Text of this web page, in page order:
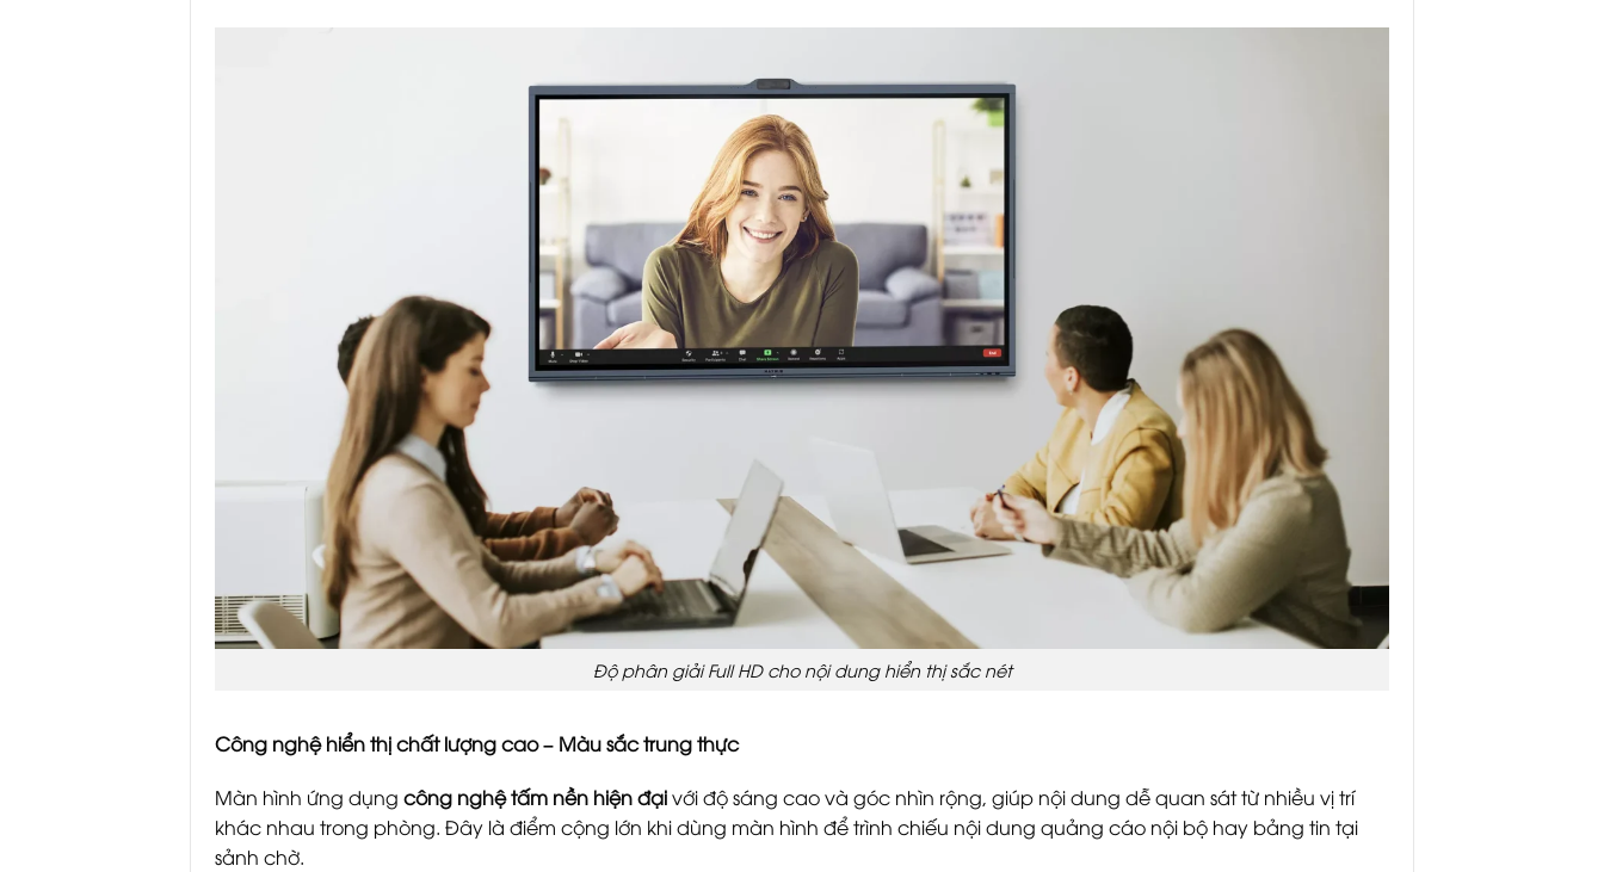
Độ phân giải Full HD cho nội dung hiển thị sắc nét
Công nghệ hiển thị chất lượng cao – Màu sắc trung thực
Màn hình ứng dụng công nghệ tấm nền hiện đạivới độ sáng cao và góc nhìn rộng, giúp nội dung dễ quan sát từ nhiều vị trí
khác nhau trong phòng. Đây là điểm cộng lớn khi dùng màn hình để trình chiếu nội dung quảng cáo nội bộ hay bảng tin tại
sảnh chờ.